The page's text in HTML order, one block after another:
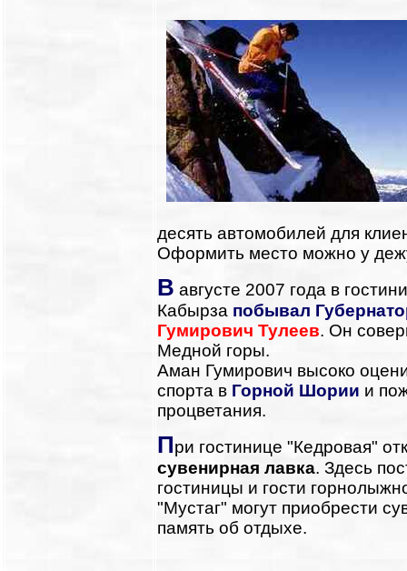
десять автомобилей для
Оформить место можно у
В августе 2007 года в
Кабырза побывал
Гумирович Тулеев. Он
Медной горы.
Аман Гумирович высоко
спорта в Горной Шории и
процветания.
При гостинице "Кедровая"
сувенирная лавка. Здесь
гостиницы и гости
"Мустаг" могут приобрести
память об отдыхе.